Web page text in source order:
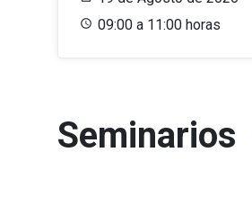
09:00 a 11:00 horas
Seminarios